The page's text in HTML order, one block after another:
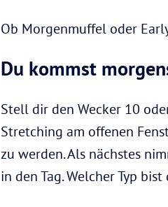
Ob Morgenmuffel oder
Du kommst
Stell dir den Wecker 10
Stretching am offenen
zu werden. Als nächstes
in den Tag. Welcher Typ